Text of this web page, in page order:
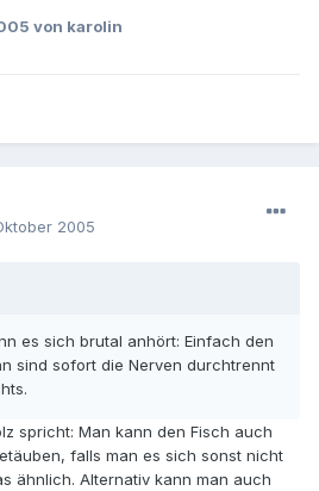
von karolin
2005
es sich brutal anhört: Einfach den
sind sofort die Nerven durchtrennt
spricht: Man kann den Fisch auch
falls man es sich sonst nicht
ähnlich. Alternativ kann man auch